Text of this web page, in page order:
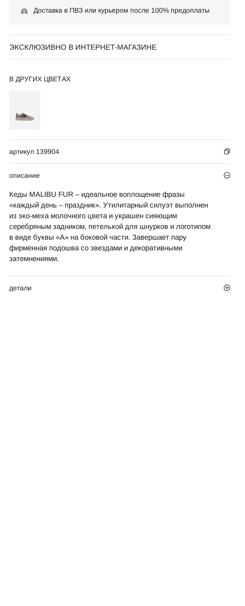
Доставка в ПВЗ или курьером после 100% предоплаты
ЭКСКЛЮЗИВНО В ИНТЕРНЕТ-МАГАЗИНЕ
В ДРУГИХ ЦВЕТАХ
артикул 139904
описание
Кеды MALIBU FUR – идеальное воплощение фразы
«каждый день – праздник». Утилитарный силуэт выполнен
из эко-меха молочного цвета и украшен сияющим
серебряным задником, петелькой для шнурков и логотипом
в виде буквы «А» на боковой части. Завершает пару
фирменная подошва со звездами и декоративными
затемнениями.
детали